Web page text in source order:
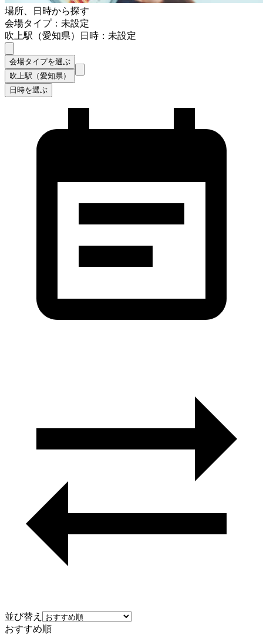
場所、日時から探す
会場タイプ：未設定
吹上駅（愛知県）
日時：未設定
会場タイプを選ぶ
吹上駅（愛知県）
日時を選ぶ
並び替え
おすすめ順